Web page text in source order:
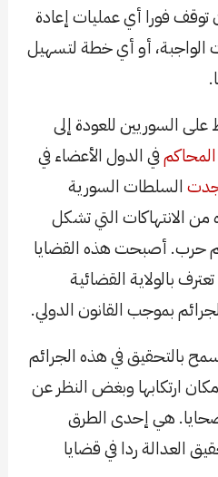
توقف فورا أي عمليات إعادة
الواجبة، أو أي خطة لتسهيل
السوريين للعودة إلى
المحاكمفي الدول الأعضاء في
السلطات السورية
الانتهاكات التي تشكل
حرب. أصبحت هذه القضايا
بالولاية القضائية
بموجب القانون الدولي.
بالتحقيق في هذه الجرائم
ارتكابها وبغض النظر عن
هي إحدى الطرق
العدالة ردا في قضايا